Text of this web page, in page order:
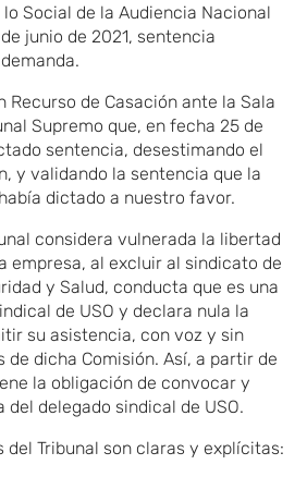
Social de la Audiencia Nacional
junio de 2021, sentencia
Recurso de Casación ante la Sala
Supremo que, en fecha 25 de
sentencia, desestimando el
y validando la sentencia que la
dictado a nuestro favor.
considera vulnerada la libertad
empresa, al excluir al sindicato de
y Salud, conducta que es una
de USO y declara nula la
su asistencia, con voz y sin
de dicha Comisión. Así, a partir de
la obligación de convocar y
delegado sindical de USO.
del Tribunal son claras y explícitas: